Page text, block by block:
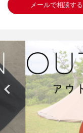
メールで相談する
